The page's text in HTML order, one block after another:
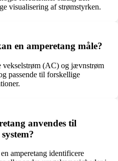
visualisering af strømstyrken.
en amperetang måle?
vekselstrøm (AC) og jævnstrøm
passende til forskellige
anvendes til
amperetang identificere